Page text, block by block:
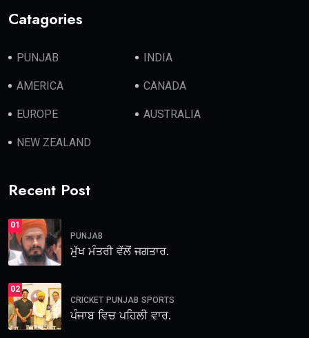
Catagories
PUNJAB INDIA
AMERICA CANADA
EUROPE AUSTRALIA
NEW ZEALAND
Recent Post
01
PUNJAB
ਮੁੱਖ ਮੰਤਰੀ ਵੱਲੋਂ ਜਗਤਾਰ.
02
CRICKET PUNJAB SPORTS
ਪੰਜਾਬ ਵਿਚ ਪਹਿਲੀ ਵਾਰ.